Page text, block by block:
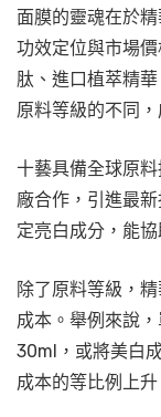
面膜的靈魂在於
功效定位與市場
肽、進口植萃精
原料等級的不同
十藝具備全球原
廠合作，引進最
定亮白成分，能
除了原料等級，
成本。舉例來說
30ml，或將美白
成本的等比例上升